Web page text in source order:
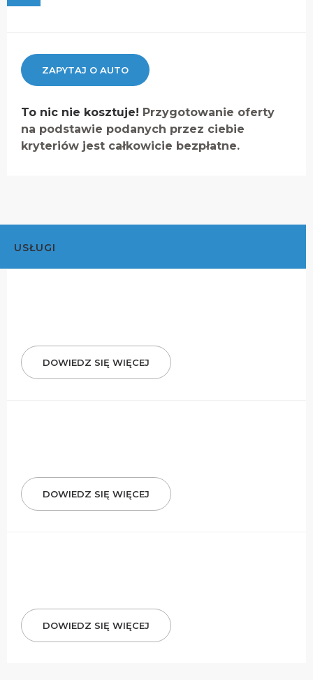
ZAPYTAJ O AUTO
To nic nie kosztuje! Przygotowanie oferty
na podstawie podanych przez ciebie
kryteriów jest całkowicie bezpłatne.
USŁUGI
DOWIEDZ SIĘ WIĘCEJ
DOWIEDZ SIĘ WIĘCEJ
DOWIEDZ SIĘ WIĘCEJ